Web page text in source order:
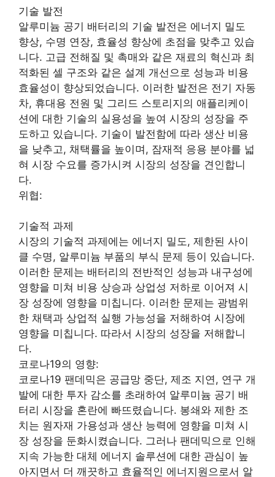
기술 발전
알루미늄 공기 배터리의 기술 발전은 에너지 밀도
향상, 수명 연장, 효율성 향상에 초점을 맞추고 있습
니다. 고급 전해질 및 촉매와 같은 재료의 혁신과 최
적화된 셀 구조와 같은 설계 개선으로 성능과 비용
효율성이 향상되었습니다. 이러한 발전은 전기 자동
차, 휴대용 전원 및 그리드 스토리지의 애플리케이
션에 대한 기술의 실용성을 높여 시장의 성장을 주
도하고 있습니다. 기술이 발전함에 따라 생산 비용
을 낮추고, 채택률을 높이며, 잠재적 응용 분야를 넓
혀 시장 수요를 증가시켜 시장의 성장을 견인합니
다.
위협:
기술적 과제
시장의 기술적 과제에는 에너지 밀도, 제한된 사이
클 수명, 알루미늄 부품의 부식 문제 등이 있습니다.
이러한 문제는 배터리의 전반적인 성능과 내구성에
영향을 미쳐 비용 상승과 상업성 저하로 이어져 시
장 성장에 영향을 미칩니다. 이러한 문제는 광범위
한 채택과 상업적 실행 가능성을 저해하여 시장에
영향을 미칩니다. 따라서 시장의 성장을 저해합니
다.
코로나19의 영향:
코로나19 팬데믹은 공급망 중단, 제조 지연, 연구 개
발에 대한 투자 감소를 초래하여 알루미늄 공기 배
터리 시장을 혼란에 빠뜨렸습니다. 봉쇄와 제한 조
치는 원자재 가용성과 생산 능력에 영향을 미쳐 시
장 성장을 둔화시켰습니다. 그러나 팬데믹으로 인해
지속 가능한 대체 에너지 솔루션에 대한 관심이 높
아지면서 더 깨끗하고 효율적인 에너지원으로서 알